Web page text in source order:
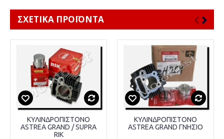
ΣΧΕΤΙΚΆ ΠΡΟΪΌΝΤΑ
ΚΥΛΙΝΔΡΟΠΙΣΤΟΝΟ
ASTREA GRAND / SUPRA
RIK
ΚΥΛΙΝΔΡΟΠΙΣΤΟΝΟ
ASTREA GRAND ΓΝΗΣΙΟ